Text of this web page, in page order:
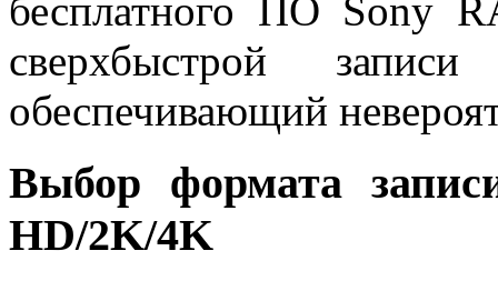
бесплатного ПО Sony
сверхбыстрой
обеспечивающий
Выбор формата
HD/2K/4K